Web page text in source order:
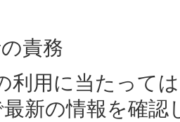
責務
用に当たって
新の情報を確認